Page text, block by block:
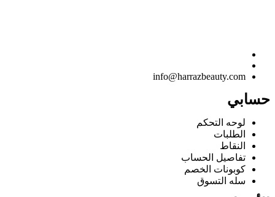
info@harrazbeauty.com
حسابي
لوحه التحكم
الطلبات
النقاط
تفاصيل الحساب
كوبونات الخصم
سله التسوق